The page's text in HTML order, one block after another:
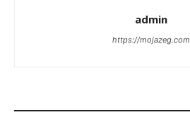
admin
https://mojazeg.com